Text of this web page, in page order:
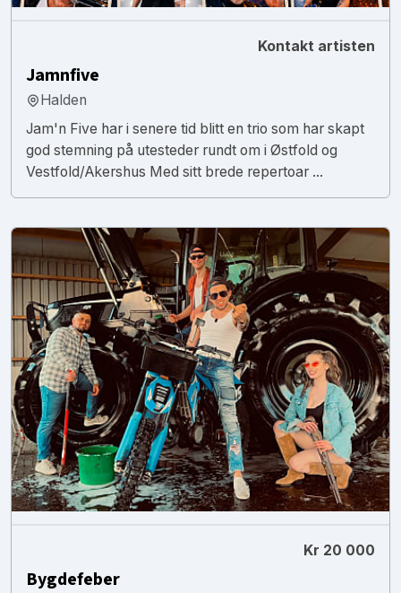
Kontakt artisten
Jamnfive
Halden
Jam'n Five har i senere tid blitt en trio som har skapt
god stemning på utesteder rundt om i Østfold og
Vestfold/Akershus Med sitt brede repertoar ...
Kr 20 000
Bygdefeber